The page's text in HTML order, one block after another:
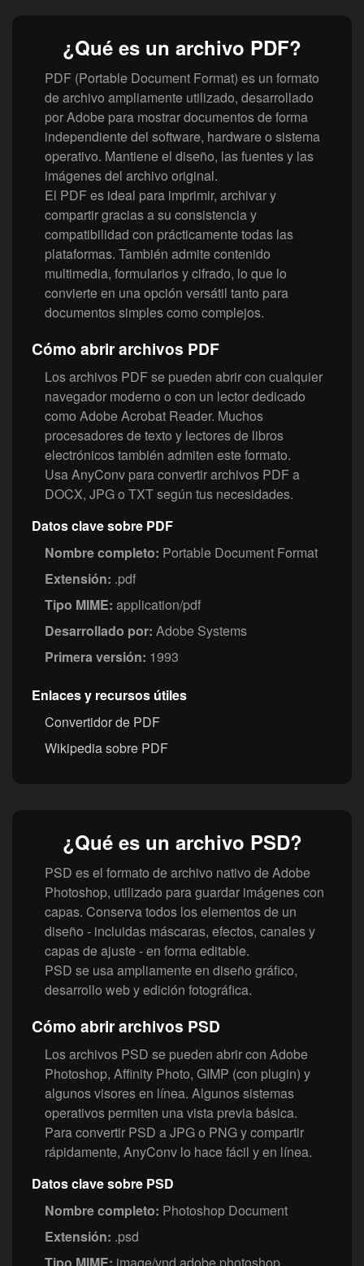
¿Qué es un archivo PDF?
PDF (Portable Document Format) es un formato
de archivo ampliamente utilizado, desarrollado
por Adobe para mostrar documentos de forma
independiente del software, hardware o sistema
operativo. Mantiene el diseño, las fuentes y las
imágenes del archivo original.
El PDF es ideal para imprimir, archivar y
compartir gracias a su consistencia y
compatibilidad con prácticamente todas las
plataformas. También admite contenido
multimedia, formularios y cifrado, lo que lo
convierte en una opción versátil tanto para
documentos simples como complejos.
Cómo abrir archivos PDF
Los archivos PDF se pueden abrir con cualquier
navegador moderno o con un lector dedicado
como Adobe Acrobat Reader. Muchos
procesadores de texto y lectores de libros
electrónicos también admiten este formato.
Usa AnyConv para convertir archivos PDF a
DOCX, JPG o TXT según tus necesidades.
Datos clave sobre PDF
Nombre completo: Portable Document Format
Extensión: .pdf
Tipo MIME: application/pdf
Desarrollado por: Adobe Systems
Primera versión: 1993
Enlaces y recursos útiles
Convertidor de PDF
Wikipedia sobre PDF
¿Qué es un archivo PSD?
PSD es el formato de archivo nativo de Adobe
Photoshop, utilizado para guardar imágenes con
capas. Conserva todos los elementos de un
diseño - incluidas máscaras, efectos, canales y
capas de ajuste - en forma editable.
PSD se usa ampliamente en diseño gráfico,
desarrollo web y edición fotográfica.
Cómo abrir archivos PSD
Los archivos PSD se pueden abrir con Adobe
Photoshop, Affinity Photo, GIMP (con plugin) y
algunos visores en línea. Algunos sistemas
operativos permiten una vista previa básica.
Para convertir PSD a JPG o PNG y compartir
rápidamente, AnyConv lo hace fácil y en línea.
Datos clave sobre PSD
Nombre completo: Photoshop Document
Extensión: .psd